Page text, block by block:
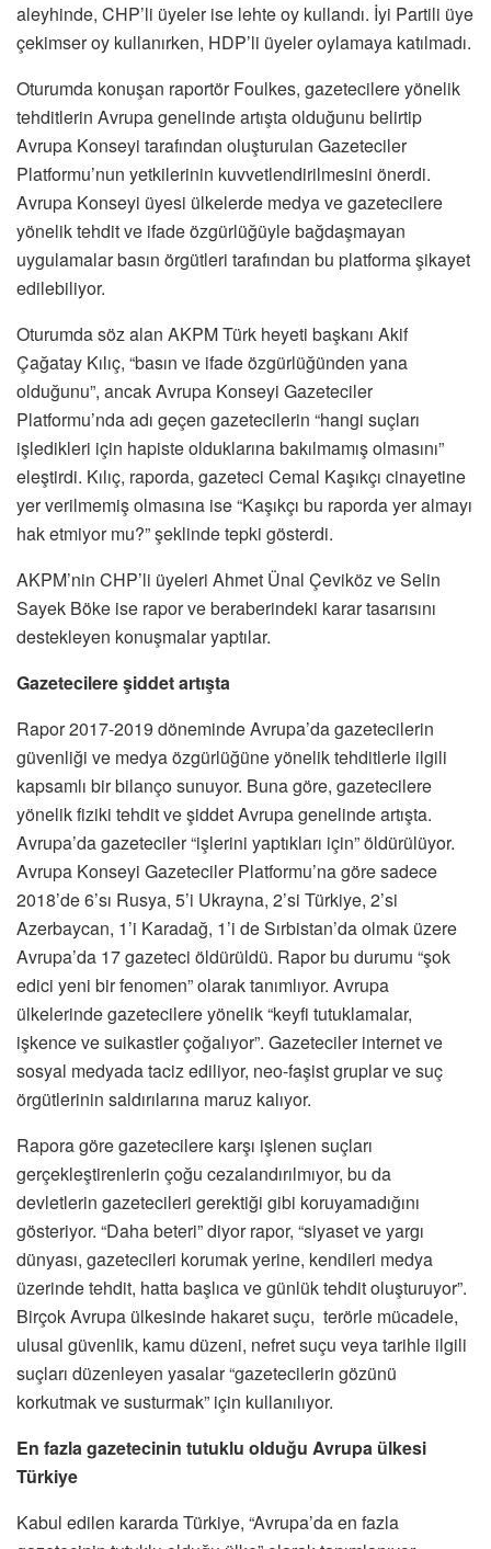
aleyhinde, CHP’li üyeler ise lehte oy kullandı. İyi Partili üye
çekimser oy kullanırken, HDP’li üyeler oylamaya katılmadı.
Oturumda konuşan raportör Foulkes, gazetecilere yönelik
tehditlerin Avrupa genelinde artışta olduğunu belirtip
Avrupa Konseyi tarafından oluşturulan Gazeteciler
Platformu’nun yetkilerinin kuvvetlendirilmesini önerdi.
Avrupa Konseyi üyesi ülkelerde medya ve gazetecilere
yönelik tehdit ve ifade özgürlüğüyle bağdaşmayan
uygulamalar basın örgütleri tarafından bu platforma şikayet
edilebiliyor.
Oturumda söz alan AKPM Türk heyeti başkanı Akif
Çağatay Kılıç, “basın ve ifade özgürlüğünden yana
olduğunu”, ancak Avrupa Konseyi Gazeteciler
Platformu’nda adı geçen gazetecilerin “hangi suçları
işledikleri için hapiste olduklarına bakılmamış olmasını”
eleştirdi. Kılıç, raporda, gazeteci Cemal Kaşıkçı cinayetine
yer verilmemiş olmasına ise “Kaşıkçı bu raporda yer almayı
hak etmiyor mu?” şeklinde tepki gösterdi.
AKPM’nin CHP’li üyeleri Ahmet Ünal Çeviköz ve Selin
Sayek Böke ise rapor ve beraberindeki karar tasarısını
destekleyen konuşmalar yaptılar.
Gazetecilereşiddet artışta
Rapor 2017-2019 döneminde Avrupa’da gazetecilerin
güvenliği ve medya özgürlüğüne yönelik tehditlerle ilgili
kapsamlı bir bilanço sunuyor. Buna göre, gazetecilere
yönelik fiziki tehdit ve şiddet Avrupa genelinde artışta.
Avrupa’da gazeteciler “işlerini yaptıkları için” öldürülüyor.
Avrupa Konseyi Gazeteciler Platformu’na göre sadece
2018’de 6’sı Rusya, 5’i Ukrayna, 2’si Türkiye, 2’si
Azerbaycan, 1’i Karadağ, 1’i de Sırbistan’da olmak üzere
Avrupa’da 17 gazeteci öldürüldü. Rapor bu durumu “şok
edici yeni bir fenomen” olarak tanımlıyor. Avrupa
ülkelerinde gazetecilere yönelik “keyfi tutuklamalar,
işkence ve suikastler çoğalıyor”. Gazeteciler internet ve
sosyal medyada taciz ediliyor, neo-faşist gruplar ve suç
örgütlerinin saldırılarına maruz kalıyor.
Rapora göre gazetecilere karşı işlenen suçları
gerçekleştirenlerin çoğu cezalandırılmıyor, bu da
devletlerin gazetecileri gerektiği gibi koruyamadığını
gösteriyor. “Daha beteri” diyor rapor, “siyaset ve yargı
dünyası, gazetecileri korumak yerine, kendileri medya
üzerinde tehdit, hatta başlıca ve günlük tehdit oluşturuyor”.
Birçok Avrupa ülkesinde hakaret suçu, terörle mücadele,
ulusal güvenlik, kamu düzeni, nefret suçu veya tarihle ilgili
suçları düzenleyen yasalar “gazetecilerin gözünü
korkutmak ve susturmak” için kullanılıyor.
En fazla gazetecinin tutuklu olduğu Avrupa ülkesi
Türkiye
Kabul edilen kararda Türkiye, “Avrupa’da en fazla